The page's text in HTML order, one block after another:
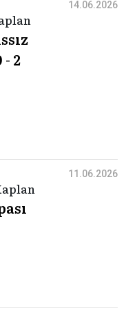
2
14.06.2026
11.06.2026